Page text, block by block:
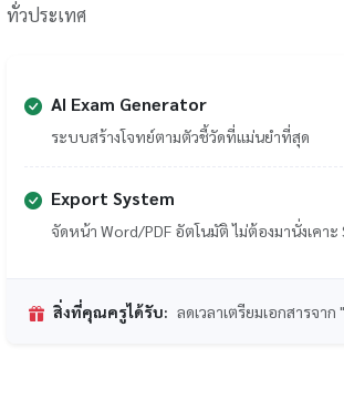
ทั่วประเทศ
AI Exam Generator
ระบบสร้างโจทย์ตามตัวชี้วัดที่แม่นยำที่สุด
Export System
จัดหน้า Word/PDF อัตโนมัติ ไม่ต้องมานั่งเคาะ
สิ่งที่คุณครูได้รับ: ลดเวลาเตรียมเอกสารจ